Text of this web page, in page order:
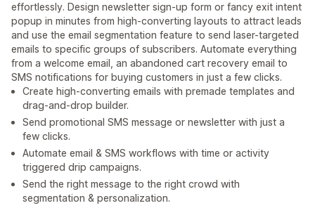
effortlessly. Design newsletter sign-up form or fancy exit intent
popup in minutes from high-converting layouts to attract leads
and use the email segmentation feature to send laser-targeted
emails to specific groups of subscribers. Automate everything
from a welcome email, an abandoned cart recovery email to
SMS notifications for buying customers in just a few clicks.
Create high-converting emails with premade templates and
drag-and-drop builder.
Send promotional SMS message or newsletter with just a
few clicks.
Automate email & SMS workflows with time or activity
triggered drip campaigns.
Send the right message to the right crowd with
segmentation & personalization.